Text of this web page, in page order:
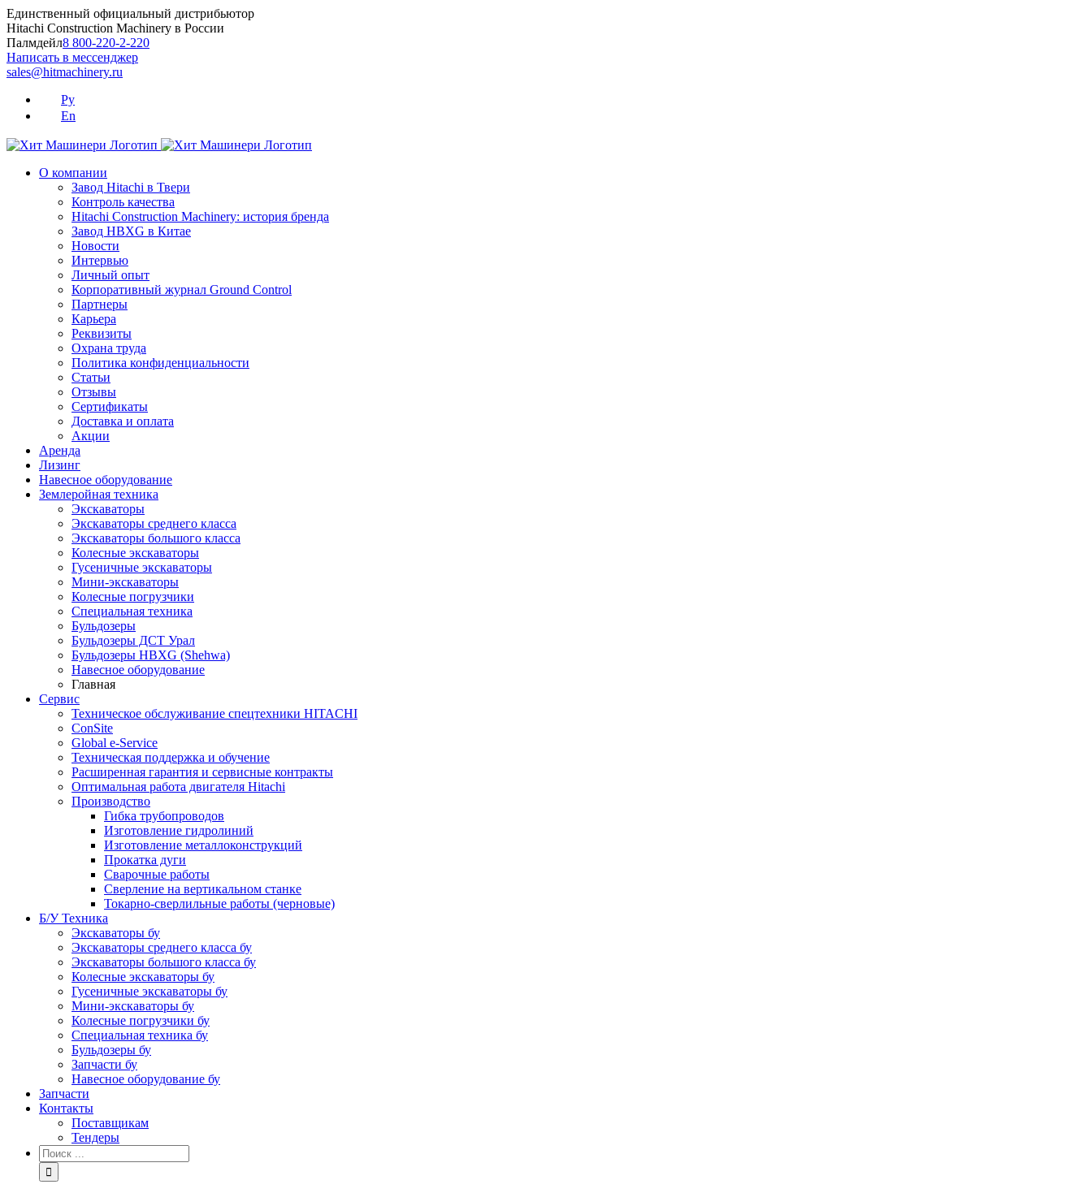
Skip
to
content
Единственный официальный дистрибьютор
Hitachi Construction Machinery в России
Палмдейл8 800-220-2-220
Написать в мессенджер
sales@hitmachinery.ru
Ру
En
О компании
Завод Hitachi в Твери
Контроль качества
Hitachi Construction Machinery: история бренда
Завод HBXG в Китае
Новости
Интервью
Личный опыт
Корпоративный журнал Ground Control
Партнеры
Карьера
Реквизиты
Охрана труда
Политика конфиденциальности
Статьи
Отзывы
Сертификаты
Доставка и оплата
Акции
Аренда
Лизинг
Навесное оборудование
Землеройная техника
Экскаваторы
Экскаваторы среднего класса
Экскаваторы большого класса
Колесные экскаваторы
Гусеничные экскаваторы
Мини-экскаваторы
Колесные погрузчики
Специальная техника
Бульдозеры
Бульдозеры ДСТ Урал
Бульдозеры HBXG (Shehwa)
Навесное оборудование
Главная
Сервис
Техническое обслуживание спецтехники HITACHI
ConSite
Global e-Service
Техническая поддержка и обучение
Расширенная гарантия и сервисные контракты
Оптимальная работа двигателя Hitachi
Производство
Гибка трубопроводов
Изготовление гидролиний
Изготовление металлоконструкций
Прокатка дуги
Сварочные работы
Сверление на вертикальном станке
Токарно-сверлильные работы (черновые)
Б/У Техника
Экскаваторы бу
Экскаваторы среднего класса бу
Экскаваторы большого класса бу
Колесные экскаваторы бу
Гусеничные экскаваторы бу
Мини-экскаваторы бу
Колесные погрузчики бу
Специальная техника бу
Бульдозеры бу
Запчасти бу
Навесное оборудование бу
Запчасти
Контакты
Поставщикам
Тендеры
Результат
поиска: